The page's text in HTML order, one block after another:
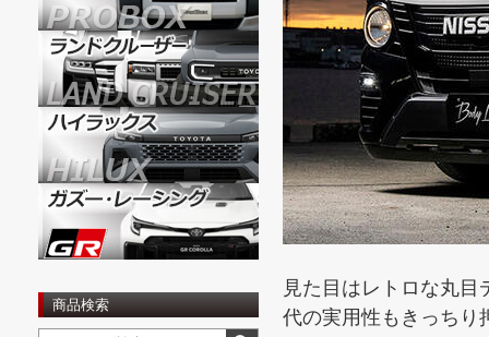
商品検索
見た目はレトロな丸
代の実用性もきっちり